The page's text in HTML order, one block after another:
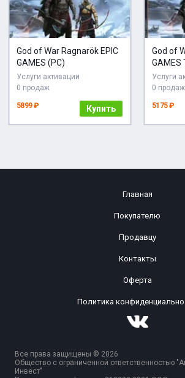
God of War Ragnarök EPIC
GAMES (PC)
Услуги активации
0 продаж
5899 ₽ Купить
God of
GAMES
Услуги
0 продаж
5175 ₽
Главная
Покупателю
Продавцу
Контакты
Оферта
Политика
Все права защищены © 2026
Общество с ограниченной ответственностью
Инвест"